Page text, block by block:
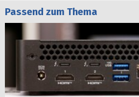
Passend zum Thema